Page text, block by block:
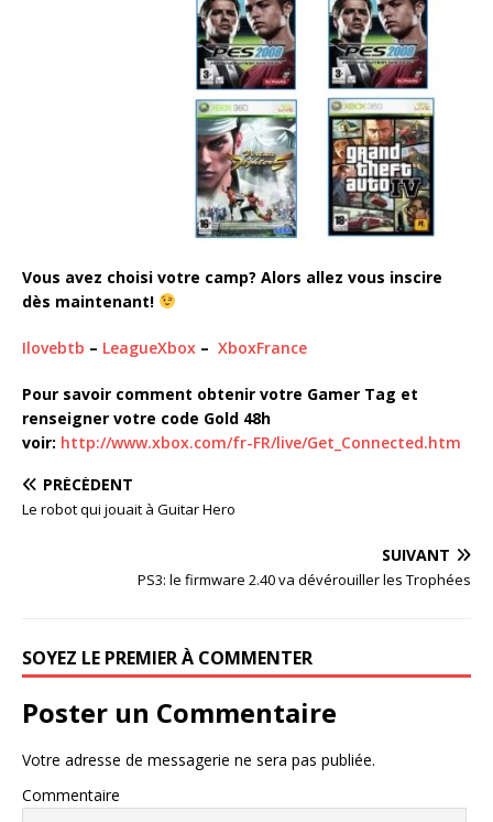
Vous avez choisi votre camp? Alors allez vous inscire
dès maintenant!
Ilovebtb – LeagueXbox – XboxFrance
Pour savoir comment obtenir votre Gamer Tag et
renseigner votre code Gold 48h
voir: http://www.xbox.com/fr-FR/live/Get_Connected.htm
PRÉCÉDENT
Le robot qui jouait à Guitar Hero
SUIVANT
PS3: le firmware 2.40 va dévérouiller les Trophées
SOYEZ LE PREMIER À COMMENTER
Poster un Commentaire
Votre adresse de messagerie ne sera pas publiée.
Commentaire